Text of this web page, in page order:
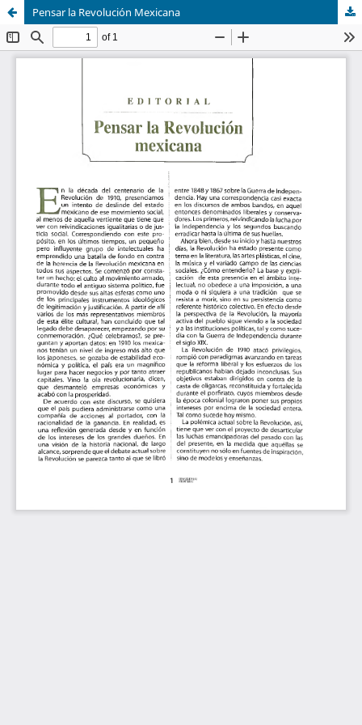
Pensar la Revolución Mexicana